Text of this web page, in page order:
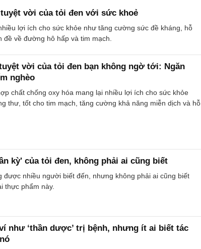
vời của tỏi đen với sức khoẻ
lợi ích cho sức khỏe như tăng cường sức đề kháng, hỗ
đề về đường hô hấp và tim mạch.
vời của tỏi đen bạn không ngờ tới: Ngăn
nghèo
chất chống oxy hóa mang lại nhiều lợi ích cho sức khỏe
thư, tốt cho tim mạch, tăng cường khả năng miễn dịch và hỗ
kỳ' của tỏi đen, không phải ai cũng biết
được nhiều người biết đến, nhưng không phải ai cũng biết
thực phẩm này.
như ‘thần dược’ trị bệnh, nhưng ít ai biết tác